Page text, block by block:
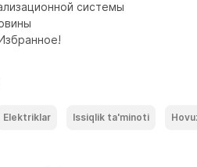
системы
Elektriklar Issiqlik ta'minoti